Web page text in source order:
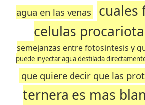
agua en las venas
cuales
celulas
semejanzas entre fotosintesis y
puede inyectar agua destilada
que quiere decir que las
ternera es mas